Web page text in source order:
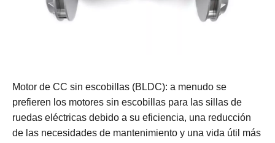
Motor de CC sin escobillas (BLDC): a menudo se
prefieren los motores sin escobillas para las sillas de
ruedas eléctricas debido a su eficiencia, una reducción
de las necesidades de mantenimiento y una vida útil más